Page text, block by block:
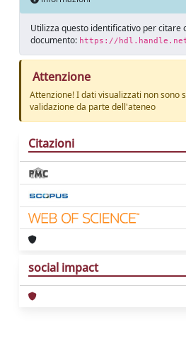
Utilizza questo identificativo per citare
documento: https://hdl.handle.net/
Attenzione
Attenzione! I dati visualizzati non sono
validazione da parte dell'ateneo
Citazioni
social impact